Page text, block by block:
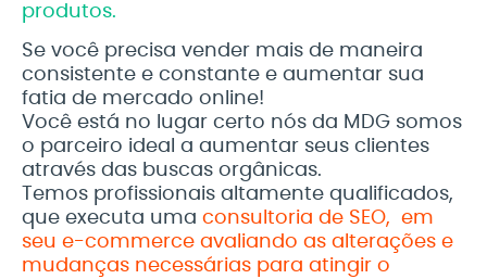
produtos.
Se você precisa vender mais de maneira
consistente e constante e aumentar sua
fatia de mercado online!
Você está no lugar certo nós da MDG somos
o parceiro ideal a aumentar seus clientes
através das buscas orgânicas.
Temos profissionais altamente qualificados,
que executa uma consultoria de SEO, em
seu e-commerce avaliando as alterações e
mudanças necessárias para atingir o